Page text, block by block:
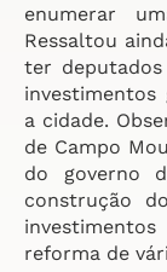
enumerar
Ressaltou
ter
investimentos
a cidade.
de Campo
do governo
construção
reforma de